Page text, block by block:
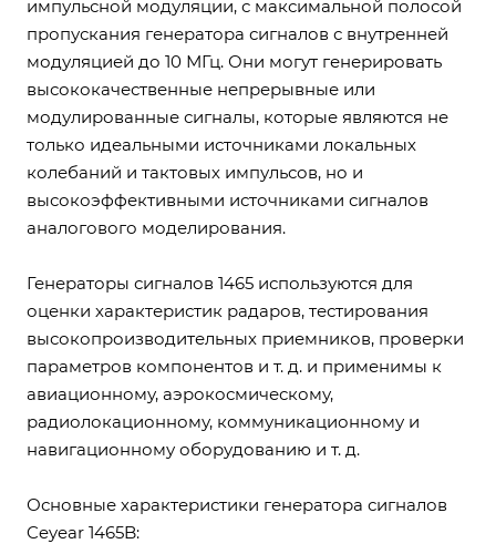
импульсной модуляции, с максимальной полосой
пропускания генератора сигналов с внутренней
модуляцией до 10 МГц. Они могут генерировать
высококачественные непрерывные или
модулированные сигналы, которые являются не
только идеальными источниками локальных
колебаний и тактовых импульсов, но и
высокоэффективными источниками сигналов
аналогового моделирования.
Генераторы сигналов 1465 используются для
оценки характеристик радаров, тестирования
высокопроизводительных приемников, проверки
параметров компонентов и т. д. и применимы к
авиационному, аэрокосмическому,
радиолокационному, коммуникационному и
навигационному оборудованию и т. д.
Основные характеристики генератора сигналов
Ceyear 1465B: